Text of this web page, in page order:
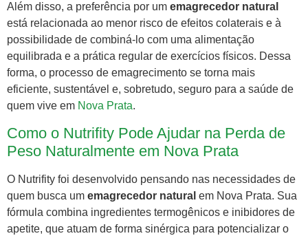
Além disso, a preferência por um emagrecedor natural
está relacionada ao menor risco de efeitos colaterais e à
possibilidade de combiná-lo com uma alimentação
equilibrada e a prática regular de exercícios físicos. Dessa
forma, o processo de emagrecimento se torna mais
eficiente, sustentável e, sobretudo, seguro para a saúde de
quem vive em Nova Prata.
Como o Nutrifity Pode Ajudar na Perda de
Peso Naturalmente em Nova Prata
O Nutrifity foi desenvolvido pensando nas necessidades de
quem busca um emagrecedor natural em Nova Prata. Sua
fórmula combina ingredientes termogênicos e inibidores de
apetite, que atuam de forma sinérgica para potencializar o